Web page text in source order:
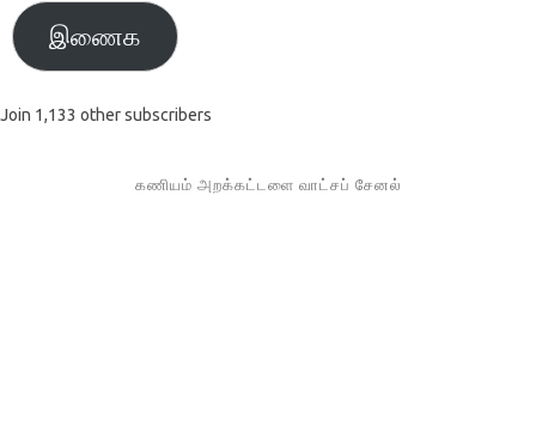
இணைக
Join 1,133 other subscribers
கணியம் அறக்கட்டளை வாட்சப் சேனல்